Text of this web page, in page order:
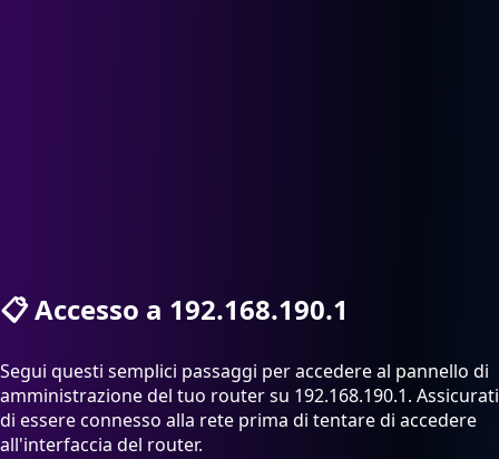
📋Accesso a 192.168.190.1
Segui questi semplici passaggi per accedere al pannello di
amministrazione del tuo router su 192.168.190.1. Assicurati
di essere connesso alla rete prima di tentare di accedere
all'interfaccia del router.